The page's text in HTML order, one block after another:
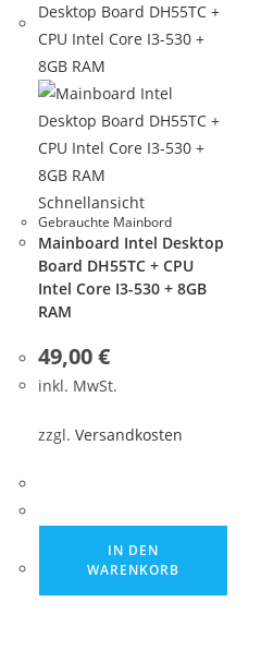
Schnellansicht
Gebrauchte Mainbord
Mainboard Intel Desktop
Board DH55TC + CPU
Intel Core I3-530 + 8GB
RAM
49,00€
inkl. MwSt.
zzgl.Versandkosten
IN DEN
WARENKORB